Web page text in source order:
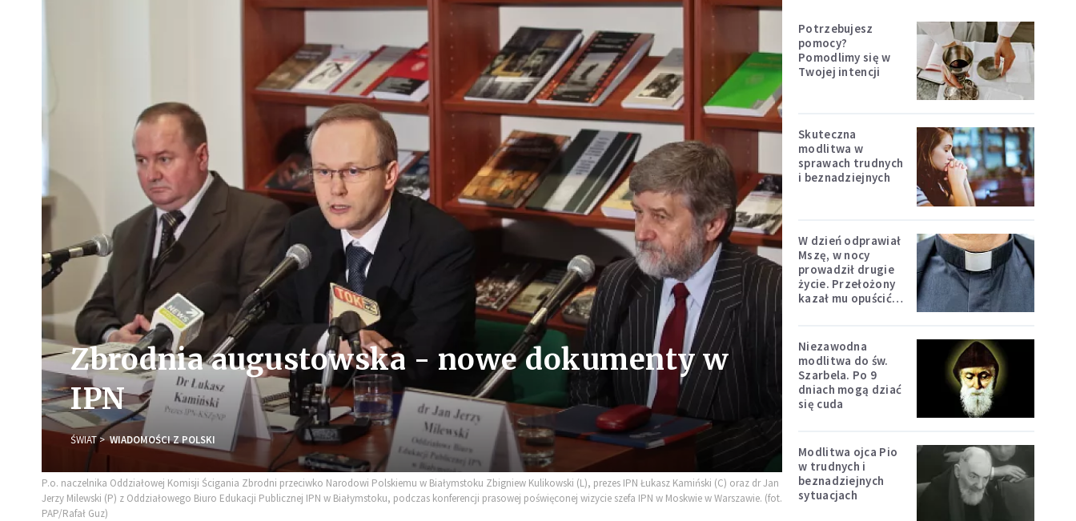
Zbrodnia augustowska - nowe dokumenty w
IPN
ŚWIAT WIADOMOŚCI Z POLSKI
P.o. naczelnika Oddziałowej Komisji Ścigania Zbrodni przeciwko Narodowi Polskiemu w Białymstoku Zbigniew Kulikowski (L), prezes IPN Łukasz Kamiński (C) oraz dr Jan
Jerzy Milewski (P) z Oddziałowego Biuro Edukacji Publicznej IPN w Białymstoku, podczas konferencji prasowej poświęconej wizycie szefa IPN w Moskwie w Warszawie. (fot.
PAP/Rafał Guz)
Potrzebujesz
pomocy?
Pomodlimy się w
Twojej intencji
Skuteczna
modlitwa w
sprawach trudnych
i beznadziejnych
W dzień odprawiał
Mszę, w nocy
prowadził drugie
życie. Przełożony
kazał mu opuścić
Niezawodna
modlitwa do św.
Szarbela. Po 9
dniach mogą dziać
się cuda
Modlitwa ojca Pio
w trudnych i
beznadziejnych
sytuacjach